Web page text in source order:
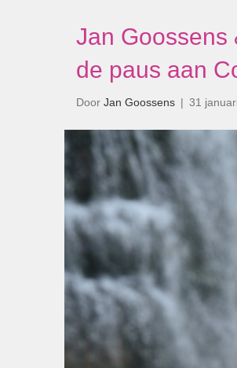
Jan Goossens
de paus aan
Door Jan Goossens | 31